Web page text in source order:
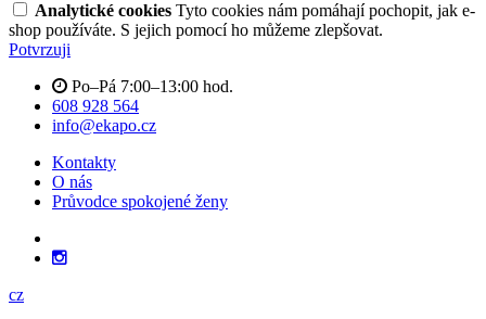
Analytické cookies Tyto cookies nám pomáhají pochopit, jak e-
shop používáte. S jejich pomocí ho můžeme zlepšovat.
Potvrzuji
Po–Pá 7:00–13:00 hod.
608 928 564
info@ekapo.cz
Kontakty
O nás
Průvodce spokojené ženy
cz